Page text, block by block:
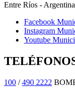
Entre Ríos - Argentina
Facebook
Instagram
Youtube
100 /490 2222